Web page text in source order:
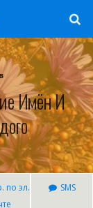
Имён И
по эл.
SMS